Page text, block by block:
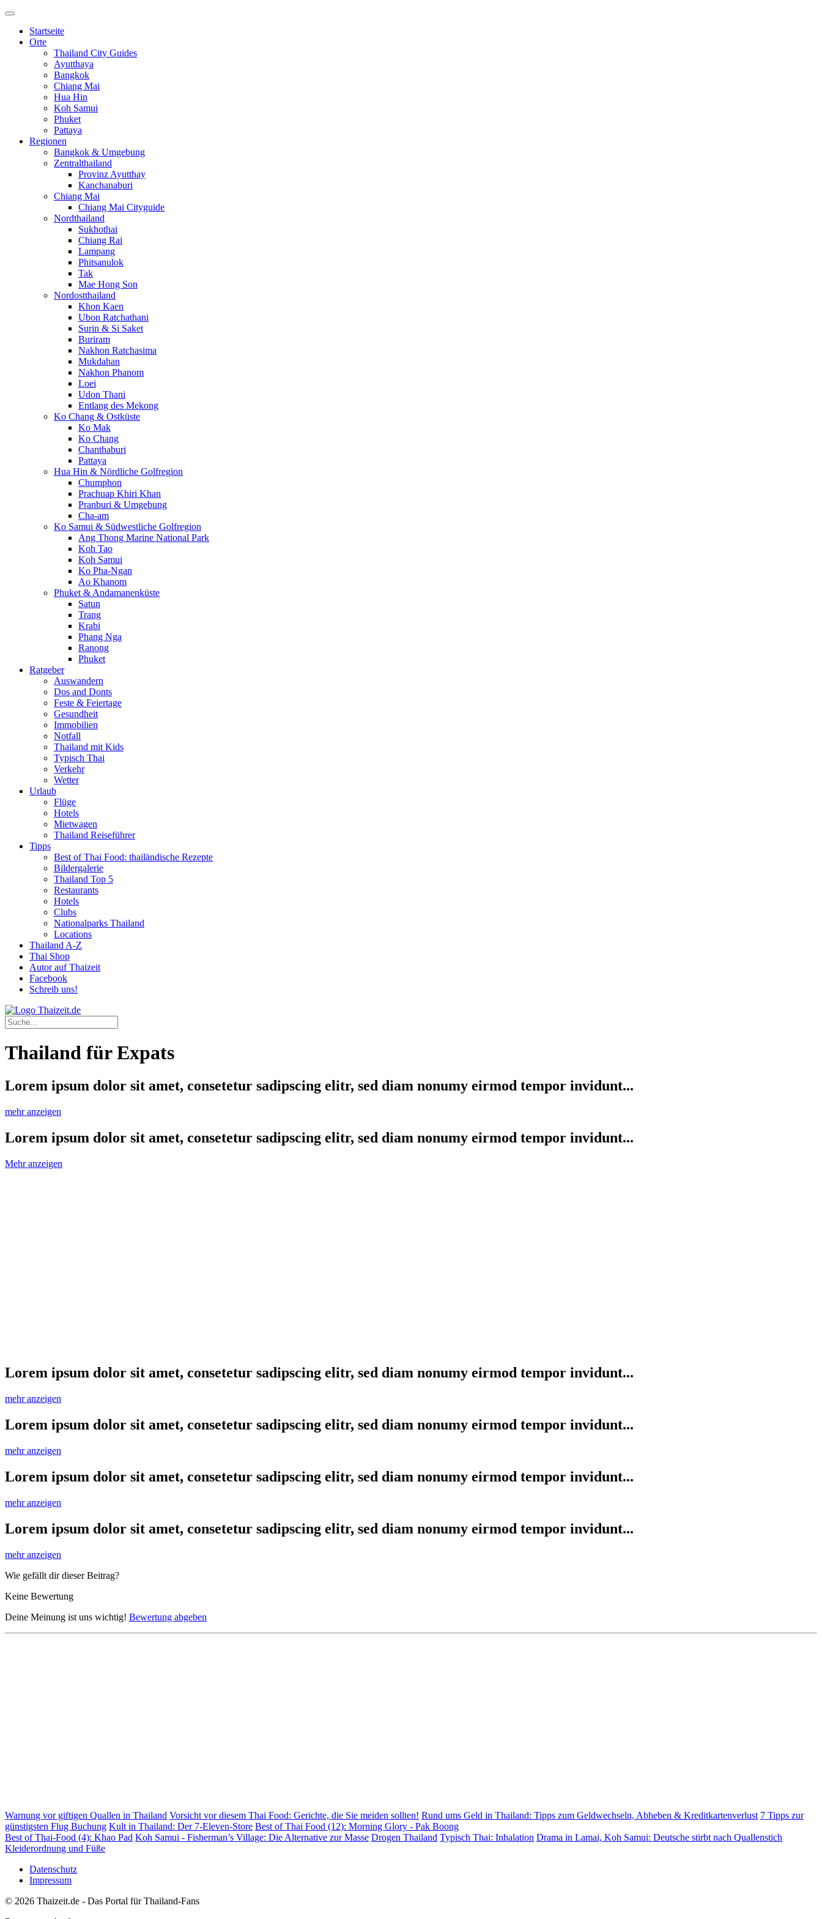
Startseite
Orte
Thailand City Guides
Ayutthaya
Bangkok
Chiang Mai
Hua Hin
Koh Samui
Phuket
Pattaya
Regionen
Bangkok & Umgebung
Zentralthailand
Provinz Ayutthay
Kanchanaburi
Chiang Mai
Chiang Mai Cityguide
Nordthailand
Sukhothai
Chiang Rai
Lampang
Phitsanulok
Tak
Mae Hong Son
Nordostthailand
Khon Kaen
Ubon Ratchathani
Surin & Si Saket
Buriram
Nakhon Ratchasima
Mukdahan
Nakhon Phanom
Loei
Udon Thani
Entlang des Mekong
Ko Chang & Ostküste
Ko Mak
Ko Chang
Chanthaburi
Pattaya
Hua Hin & Nördliche Golfregion
Chumphon
Prachuap Khiri Khan
Pranburi & Umgebung
Cha-am
Ko Samui & Südwestliche Golfregion
Ang Thong Marine National Park
Koh Tao
Koh Samui
Ko Pha-Ngan
Ao Khanom
Phuket & Andamanenküste
Satun
Trang
Krabi
Phang Nga
Ranong
Phuket
Ratgeber
Auswandern
Dos and Donts
Feste & Feiertage
Gesundheit
Immobilien
Notfall
Thailand mit Kids
Typisch Thai
Verkehr
Wetter
Urlaub
Flüge
Hotels
Mietwagen
Thailand Reiseführer
Tipps
Best of Thai Food: thailändische Rezepte
Bildergalerie
Thailand Top 5
Restaurants
Hotels
Clubs
Nationalparks Thailand
Locations
Thailand A-Z
Thai Shop
Autor auf Thaizeit
Facebook
Schreib uns!
Thailand für Expats
Lorem ipsum dolor sit amet, consetetur sadipscing elitr, sed diam nonumy eirmod tempor invidunt...
mehr anzeigen
Lorem ipsum dolor sit amet, consetetur sadipscing elitr, sed diam nonumy eirmod tempor invidunt...
Mehr anzeigen
Lorem ipsum dolor sit amet, consetetur sadipscing elitr, sed diam nonumy eirmod tempor invidunt...
mehr anzeigen
Lorem ipsum dolor sit amet, consetetur sadipscing elitr, sed diam nonumy eirmod tempor invidunt...
mehr anzeigen
Lorem ipsum dolor sit amet, consetetur sadipscing elitr, sed diam nonumy eirmod tempor invidunt...
mehr anzeigen
Lorem ipsum dolor sit amet, consetetur sadipscing elitr, sed diam nonumy eirmod tempor invidunt...
mehr anzeigen
Wie gefällt dir dieser Beitrag?
Keine Bewertung
Deine Meinung ist uns wichtig! Bewertung abgeben
Warnung vor giftigen Quallen in Thailand Vorsicht vor diesem Thai Food: Gerichte, die Sie meiden sollten! Rund ums Geld in Thailand: Tipps zum Geldwechseln, Abheben & Kreditkartenverlust 7 Tipps zur
günstigsten Flug Buchung Kult in Thailand: Der 7-Eleven-Store Best of Thai Food (12): Morning Glory - Pak Boong
Best of Thai-Food (4): Khao Pad Koh Samui - Fisherman’s Village: Die Alternative zur Masse Drogen Thailand Typisch Thai: Inhalation Drama in Lamai, Koh Samui: Deutsche stirbt nach Quallenstich
Kleiderordnung und Füße
Datenschutz
Impressum
© 2026 Thaizeit.de - Das Portal für Thailand-Fans